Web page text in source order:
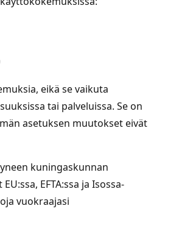
eikä se vaikuta
tai palveluissa. Se on
asetuksen muutokset eivät
kuningaskunnan
EFTA:ssa ja Isossa-
vuokraajasi